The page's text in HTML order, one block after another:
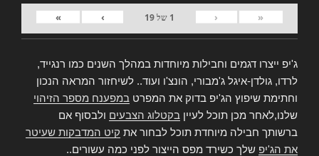
«
‹
1 של19
›
»
ג'יפ ייצרו דגמים וחבילות מיוחדות במהלך השנים כמו רנגייד,
לרדו, גולדן-איגל ג'מבורי, הונצ'ו ועוד.. לשיחזור המראה הנכון
וחתימת שיפוץ הג'יפ בדוק את המפרט במפענח מספר הזיהוי
שלנו,לאחר מכן תוכל לעיין בקטלוג הצבעים ולבסוף אם
ברשותך חבילה מיוחדת תוכל לבחור את קיט המדבקות שעיטר
את הג'יפ שלך כשירד מפס הייצור לפני כמה עשורים..